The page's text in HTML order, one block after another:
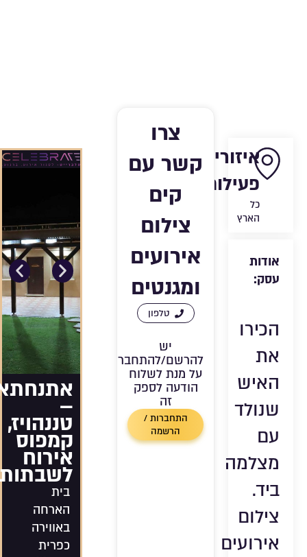
–
טננהויז,
קמפוס
אירוח
בית
הארחה
באווירה
כפרית
איזורי
פעילות:
כל
הארץ
אודות
עסק:
הכירו
את
האיש
שנולד
עם
מצלמה
ביד.
צילום
אירועים
צרו
קשר עם
קים
צילום
אירועים
ומגנטים
טלפון
יש
להרשם/להתחבר
על מנת לשלוח
הודעה לספק
זה
התחברות /
הרשמה